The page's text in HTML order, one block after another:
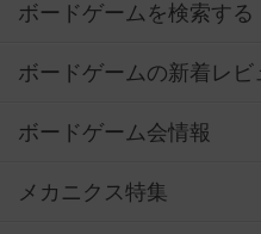
ボードゲームを検索する
ボードゲームの新着レビ
ボードゲーム会情報
メカニクス特集